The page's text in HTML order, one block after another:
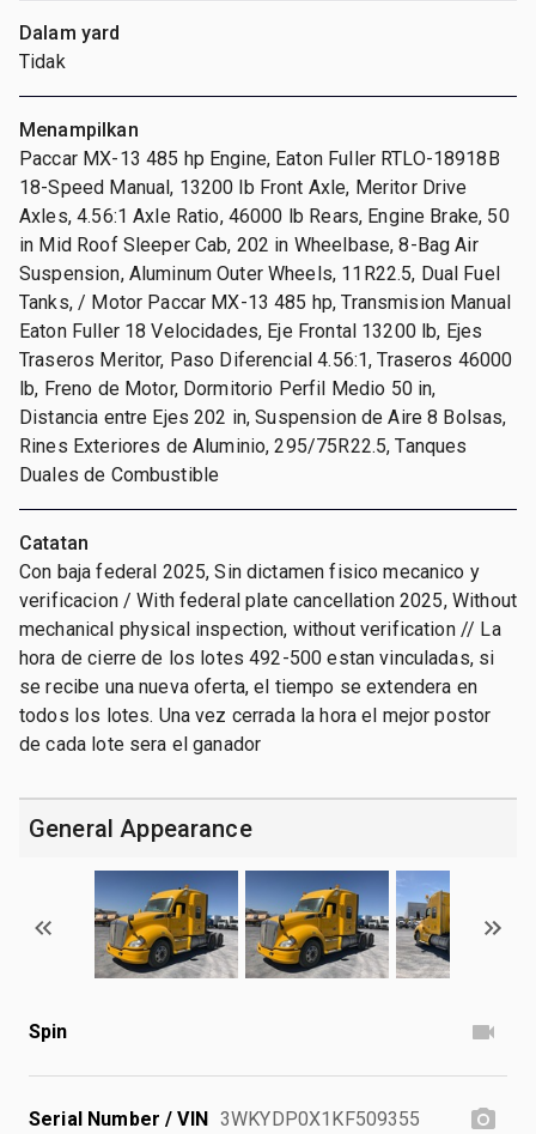
Dalam yard
Tidak
Menampilkan
Paccar MX-13 485 hp Engine, Eaton Fuller RTLO-18918B
18-Speed Manual, 13200 lb Front Axle, Meritor Drive
Axles, 4.56:1 Axle Ratio, 46000 lb Rears, Engine Brake, 50
in Mid Roof Sleeper Cab, 202 in Wheelbase, 8-Bag Air
Suspension, Aluminum Outer Wheels, 11R22.5, Dual Fuel
Tanks, / Motor Paccar MX-13 485 hp, Transmision Manual
Eaton Fuller 18 Velocidades, Eje Frontal 13200 lb, Ejes
Traseros Meritor, Paso Diferencial 4.56:1, Traseros 46000
lb, Freno de Motor, Dormitorio Perfil Medio 50 in,
Distancia entre Ejes 202 in, Suspension de Aire 8 Bolsas,
Rines Exteriores de Aluminio, 295/75R22.5, Tanques
Duales de Combustible
Catatan
Con baja federal 2025, Sin dictamen fisico mecanico y
verificacion / With federal plate cancellation 2025, Without
mechanical physical inspection, without verification // La
hora de cierre de los lotes 492-500 estan vinculadas, si
se recibe una nueva oferta, el tiempo se extendera en
todos los lotes. Una vez cerrada la hora el mejor postor
de cada lote sera el ganador
General Appearance
Spin
Serial Number / VIN 3WKYDP0X1KF509355